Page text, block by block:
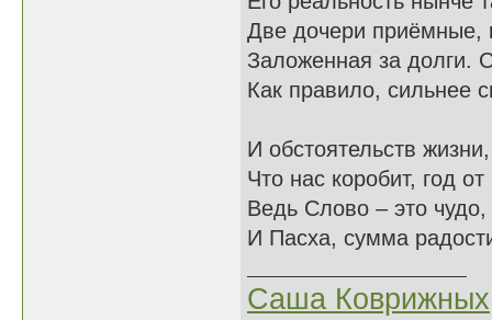
Две дочери приёмные,
Заложенная за долги.
Как правило, сильнее
И обстоятельств
Что нас коробит, год от
Ведь Слово – это
И Пасха, сумма
Саша Коврижных